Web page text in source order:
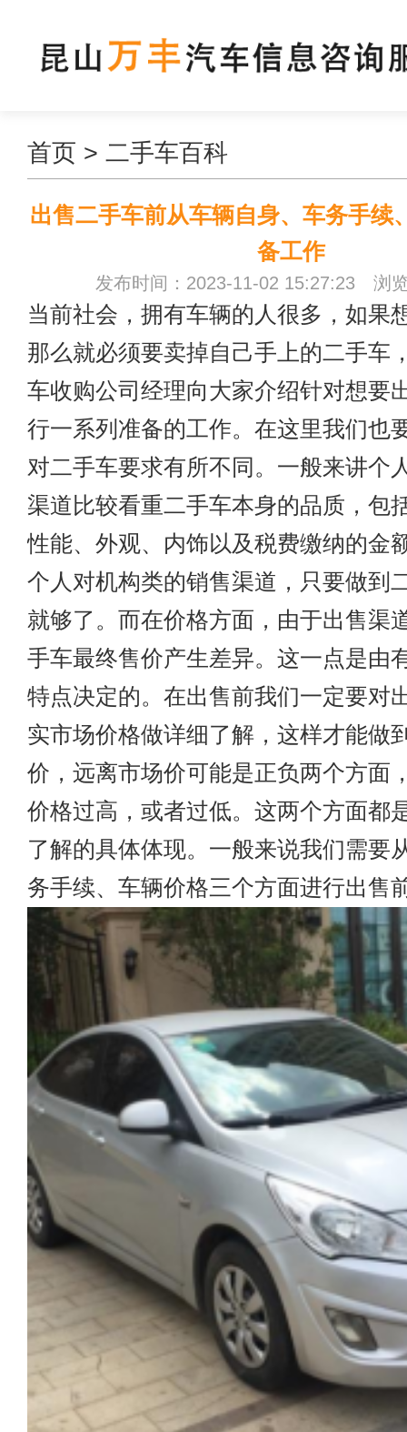
首页 > 二手车百科
出售二手车前从车辆自身、车务手续
备工作
发布时间：2023-11-02 15:27:23 浏
当前社会，拥有车辆的人很多，如果
那么就必须要卖掉自己手上的二手车
车收购公司经理向大家介绍针对想要
行一系列准备的工作。在这里我们也
对二手车要求有所不同。一般来讲个
渠道比较看重二手车本身的品质，包
性能、外观、内饰以及税费缴纳的金
个人对机构类的销售渠道，只要做到
就够了。而在价格方面，由于出售渠
手车最终售价产生差异。这一点是由
特点决定的。在出售前我们一定要对
实市场价格做详细了解，这样才能做
价，远离市场价可能是正负两个方面
价格过高，或者过低。这两个方面都
了解的具体体现。一般来说我们需要
务手续、车辆价格三个方面进行出售